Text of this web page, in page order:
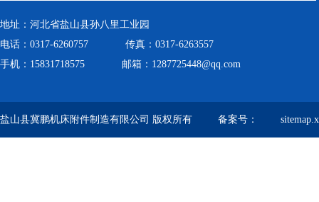
地址：河北省盐山县孙八里工业园
电话：0317-6260757 传真：0317-6263557
手机：15831718575 邮箱：1287725448@qq.com
盐山县冀鹏机床附件制造有限公司 版权所有 备案号：